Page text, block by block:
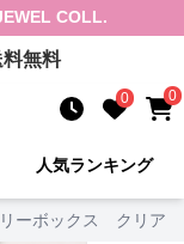
COLL.
無料
0 0
人気ランキング
ーボックス クリア